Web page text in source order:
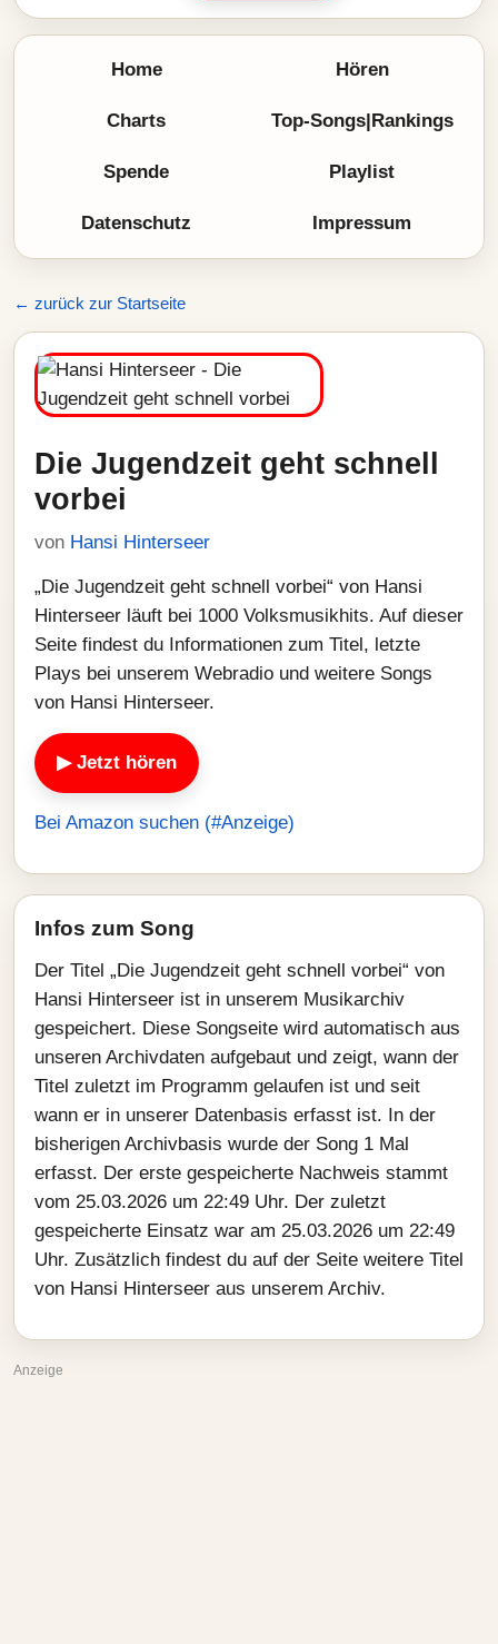
Home Hören
Charts Top-Songs|Rankings
Spende Playlist
Datenschutz Impressum
← zurück zur Startseite
Die Jugendzeit geht schnell
vorbei
von Hansi Hinterseer
„Die Jugendzeit geht schnell vorbei“ von Hansi
Hinterseer läuft bei 1000 Volksmusikhits. Auf dieser
Seite findest du Informationen zum Titel, letzte
Plays bei unserem Webradio und weitere Songs
von Hansi Hinterseer.
▶ Jetzt hören
Bei Amazon suchen (#Anzeige)
Infos zum Song
Der Titel „Die Jugendzeit geht schnell vorbei“ von
Hansi Hinterseer ist in unserem Musikarchiv
gespeichert. Diese Songseite wird automatisch aus
unseren Archivdaten aufgebaut und zeigt, wann der
Titel zuletzt im Programm gelaufen ist und seit
wann er in unserer Datenbasis erfasst ist. In der
bisherigen Archivbasis wurde der Song 1 Mal
erfasst. Der erste gespeicherte Nachweis stammt
vom 25.03.2026 um 22:49 Uhr. Der zuletzt
gespeicherte Einsatz war am 25.03.2026 um 22:49
Uhr. Zusätzlich findest du auf der Seite weitere Titel
von Hansi Hinterseer aus unserem Archiv.
Anzeige